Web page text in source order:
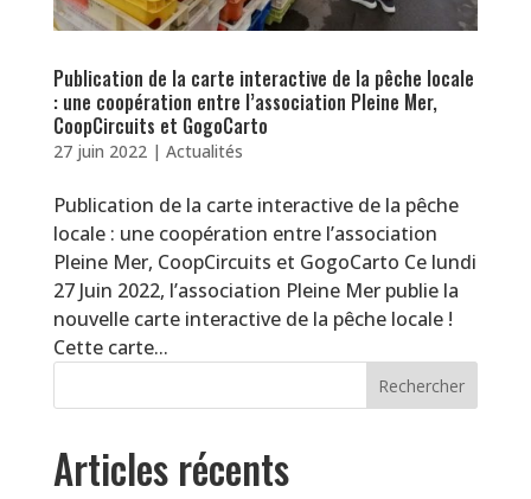
Publication de la carte interactive de la pêche locale
: une coopération entre l’association Pleine Mer,
CoopCircuits et GogoCarto
27 juin 2022| Actualités
Publication de la carte interactive de la pêche
locale : une coopération entre l’association
Pleine Mer, CoopCircuits et GogoCarto Ce lundi
27 Juin 2022, l’association Pleine Mer publie la
nouvelle carte interactive de la pêche locale !
Cette carte...
Articles récents